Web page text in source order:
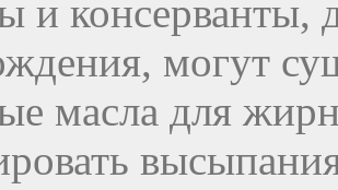
и консерванты,
могут
масла для